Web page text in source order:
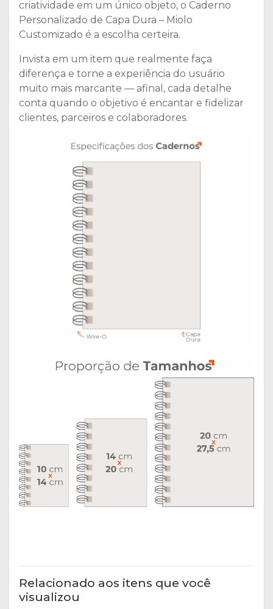
criatividade em um único objeto, o Caderno
Personalizado de Capa Dura – Miolo
Customizado é a escolha certeira.
Invista em um item que realmente faça
diferença e torne a experiência do usuário
muito mais marcante — afinal, cada detalhe
conta quando o objetivo é encantar e fidelizar
clientes, parceiros e colaboradores.
Relacionado aos itens que você
visualizou